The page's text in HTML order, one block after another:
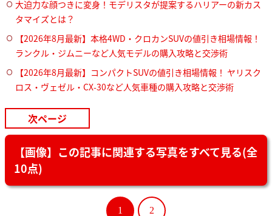
大迫力な顔つきに変身！モデリスタが提案するハリアーの新カス
タマイズとは？
【2026年8月最新】本格4WD・クロカンSUVの値引き相場情報！
ランクル・ジムニーなど人気モデルの購入攻略と交渉術
【2026年8月最新】コンパクトSUVの値引き相場情報！ ヤリスク
ロス・ヴェゼル・CX-30など人気車種の購入攻略と交渉術
次ページ
【画像】この記事に関連する写真をすべて見る(全
10点)
1 2